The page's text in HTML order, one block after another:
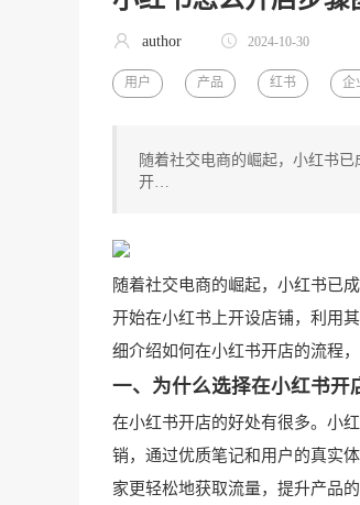
author 2024-10-30
用户 产品 红书 企
随着社交电商的崛起，小红书
开…
随着社交电商的崛起，小红书已
开始在小红书上开设店铺，利用
细介绍如何在小红书开店的流程
一、为什么选择在小红书开
在小红书开店的好处有很多。小
销，通过优质笔记和用户的真实
家更轻松地获取流量，提升产品的